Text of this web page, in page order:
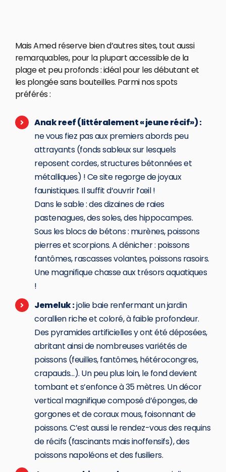
Mais Amed réserve bien d’autres sites, tout aussi
remarquables, pour la plupart accessible de la
plage et peu profonds : idéal pour les débutant et
les plongée sans bouteilles. Parmi nos spots
préférés :
Anak reef (littéralement « jeune récif») :
ne vous fiez pas aux premiers abords peu
attrayants (fonds sableux sur lesquels
reposent cordes, structures bétonnées et
métalliques) ! Ce site regorge de joyaux
faunistiques. Il suffit d’ouvrir l’œil !
Dans le sable : des dizaines de raies
pastenagues, des soles, des hippocampes.
Sous les blocs de bétons : murènes, poissons
pierres et scorpions. A dénicher : poissons
fantômes, rascasses volantes, poissons rasoirs.
Une magnifique chasse aux trésors aquatiques
!
Jemeluk :jolie baie renfermant un jardin
corallien riche et coloré, à faible profondeur.
Des pyramides artificielles y ont été déposées,
abritant ainsi de nombreuses variétés de
poissons (feuilles, fantômes, hétérocongres,
crapauds…). Un peu plus loin, le fond devient
tombant et s’enfonce à 35 mètres. Un décor
vertical magnifique composé d’éponges, de
gorgones et de coraux mous, foisonnant de
poissons. C’est aussi le rendez-vous des requins
de récifs (fascinants mais inoffensifs), des
poissons napoléons et des fusiliers.